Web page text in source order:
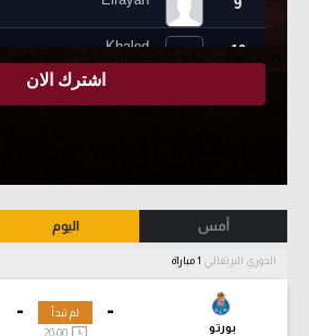
أمس اليوم
الدوري البرتغالي
-
بورتو
- لم تبدأ